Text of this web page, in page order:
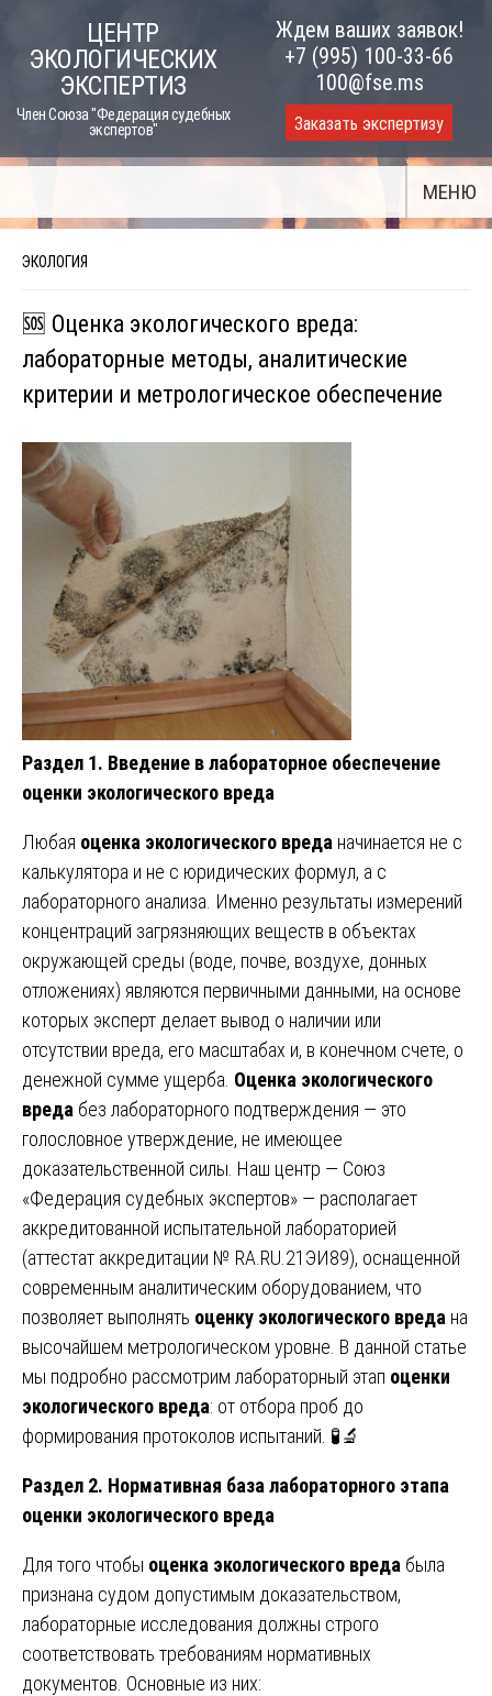
content
ЦЕНТР
ЭКОЛОГИЧЕСКИХ
ЭКСПЕРТИЗ
Член Союза "Федерация судебных
экспертов"
Ждем ваших заявок!
+7 (995) 100-33-66
100@fse.ms
Заказать экспертизу
МЕНЮ
ЭКОЛОГИЯ
🆘 Оценка экологического вреда:
лабораторные методы, аналитические
критерии и метрологическое обеспечение
Раздел 1. Введение в лабораторное обеспечение
оценки экологического вреда
Любая оценка экологического вреда начинается не с
калькулятора и не с юридических формул, а с
лабораторного анализа. Именно результаты измерений
концентраций загрязняющих веществ в объектах
окружающей среды (воде, почве, воздухе, донных
отложениях) являются первичными данными, на основе
которых эксперт делает вывод о наличии или
отсутствии вреда, его масштабах и, в конечном счете, о
денежной сумме ущерба. Оценка экологического
вреда без лабораторного подтверждения — это
голословное утверждение, не имеющее
доказательственной силы. Наш центр — Союз
«Федерация судебных экспертов» — располагает
аккредитованной испытательной лабораторией
(аттестат аккредитации № RA.RU.21ЭИ89), оснащенной
современным аналитическим оборудованием, что
позволяет выполнять оценку экологического вреда на
высочайшем метрологическом уровне. В данной статье
мы подробно рассмотрим лабораторный этап оценки
экологического вреда: от отбора проб до
формирования протоколов испытаний. 🧪🔬
Раздел 2. Нормативная база лабораторного этапа
оценки экологического вреда
Для того чтобы оценка экологического вреда была
признана судом допустимым доказательством,
лабораторные исследования должны строго
соответствовать требованиям нормативных
документов. Основные из них: